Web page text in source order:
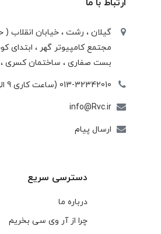
ارتباط با ما
گیلان ، رشت ، خيابان انقلاب (
مجتمع كامپيوتر گهر ، ابتدای
بست صفاری ، ساختمان كسری
013-32342010 (ساعت کاری 9 الی 20:30)
info@Rvc.ir
ارسال پیام
دسترسی سریع
درباره ما
چرا از آر وی سی بخریم